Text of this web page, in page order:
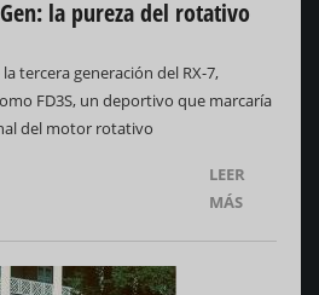
la pureza del rotativo
tercera generación del RX-7,
FD3S, un deportivo que marcaría
del motor rotativo
LEER
MÁS